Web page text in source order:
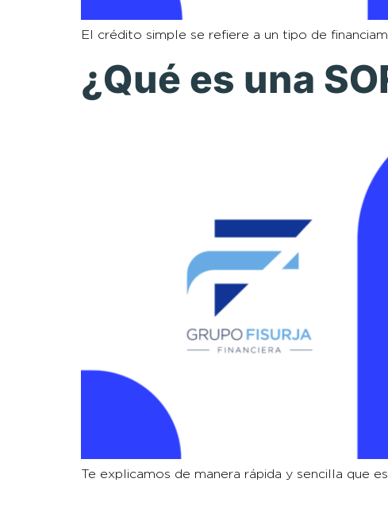
El crédito simple se refiere a un tipo de
¿Qué es una
Te explicamos de manera rápida y sencilla que